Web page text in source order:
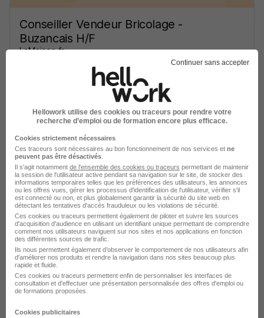
Conseiller Vendeur Bricolage -
Buzancais H/F
LaMaison.fr
CDI
Voir l’offre
il y a 25 jours
Conseiller de Vente Alimentaire
Stands Charcuterie Fromage H/F
Auchan Retail France
Châteauroux - 36 CDI 23 910 - 24 160 € / an
Voir l’offre
il y a 22 jours
Continuer sans accepter
Hellowork utilise des cookies ou traceurs pour rendre votre
recherche d’emploi ou de formation encore plus efficace.
Cookies strictement nécessaires
Ces traceurs sont nécessaires au bon fonctionnement de nos services et ne
peuvent pas être désactivés
Il s'agit notamment de l'ensemble des cookies ou traceurs permettant de maintenir
la session de l'utilisateur active pendant sa navigation sur le site, de stocker des
informations temporaires telles que les préférences des utilisateurs, les annonces
ou les offres vues, gérer les processus d'identification de l'utilisateur, vérifier s'il
est connecté ou non, et plus globalement garantir la sécurité du site web en
détectant les tentatives d'accès frauduleux ou les violations de sécurité.
Ces cookies ou traceurs permettent également de piloter et suivre les sources
d'acquisition d'audience en utilisant un identifiant unique permettant de comprendre
comment nos utilisateurs naviguent sur nos sites et nos applications en fonction
des différentes sources de trafic.
Ils nous permettent également d’observer le comportement de nos utilisateurs afin
d'améliorer nos produits et rendre la navigation dans nos sites beaucoup plus
rapide et fluide.
Ces cookies ou traceurs permettent enfin de personnaliser les interfaces de
consultation et d'effectuer une présentation personnalisée des offres d'emploi ou
de formations proposées.
Cookies publicitaires